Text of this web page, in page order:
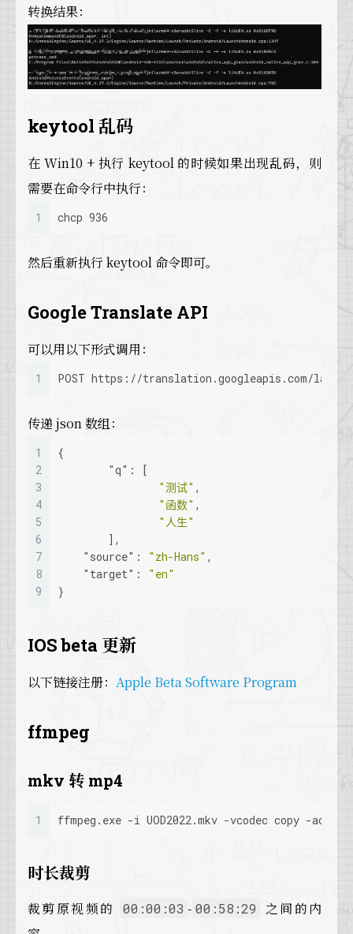
转换结果：
keytool 乱码
在 Win10 + 执行 keytool 的时候如果出现乱码，则
需要在命令行中执行：
1 chcp 936
然后重新执行 keytool 命令即可。
Google Translate API
可以用以下形式调用：
1 POST https://translation.googleapis.com/language/
传递 json 数组：
1
2
3
4
5
6
7
8
9
{
"q" :
[
"测试" ,
"函数" ,
"人生"
] ,
"source" : "zh-Hans" ,
"target" :
"en"
}
IOS beta 更新
以下链接注册： Apple Beta Software Program
ffmpeg
mkv 转 mp4
1 ffmpeg.exe -i UOD2022.mkv -vcodec copy -acodec
时长裁剪
裁剪原视频的 00:00:03 - 00:58:29
之间的内